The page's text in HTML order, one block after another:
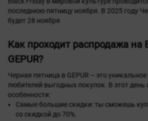
последнюю пятницу ноября. В 2025 году
будет 28 ноября
Как проходит распродажа на
GEPUR?
Черная пятница в GEPUR – это
любителей выгодных покупок. В этот
особенности:
Самые большие скидки: ты сможешь
со скидкой до 70%.